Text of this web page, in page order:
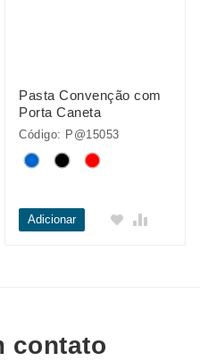
Pasta Convenção com
Porta Caneta
Código: P@15053
Adicionar
contato